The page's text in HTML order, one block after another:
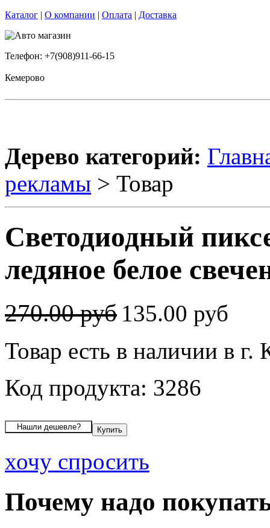
Каталог | О компании | Оплата | Доставка
Телефон: +7(908)911-66-15
Кемерово
Дерево категорий:
рекламы > Товар
Светодиодный
ледяное белое
270.00 руб 135.00 руб
Товар есть в наличии в г.
Код продукта: 3286
хочу спросить
Почему надо